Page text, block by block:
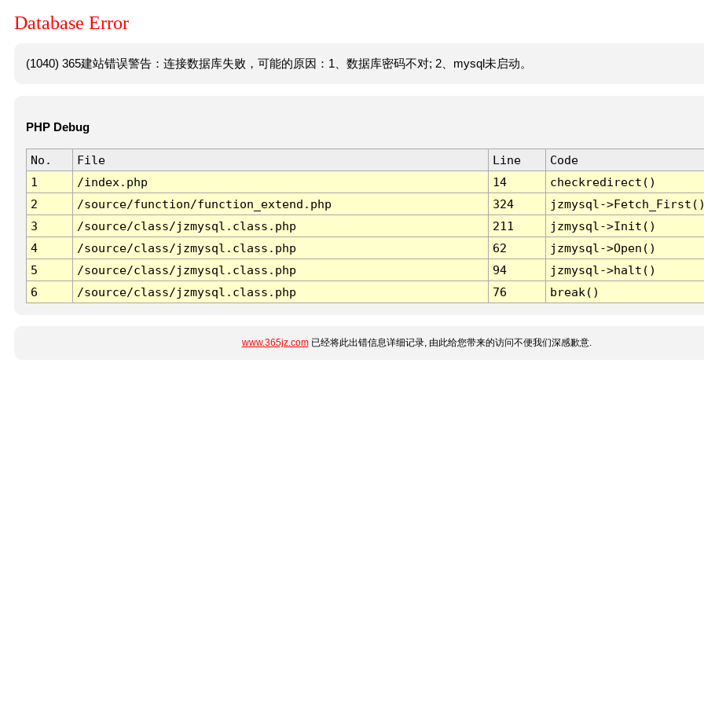
Database Error
(1040) 365建站错误警告：连接数据库失败，可能的原因：1、数据库密码不对; 2、mysql未启动。
PHP Debug
No. File Line
Code
1
/index.php 14
checkredirect()
2
/source/function/function_extend.php 324
jzmysql-
3
/source/class/jzmysql.class.php 211
jzmysql->Init()
4
/source/class/jzmysql.class.php 62
jzmysql->Open()
5
/source/class/jzmysql.class.php 94
jzmysql->halt()
6
/source/class/jzmysql.class.php 76 break()
www.365jz.com已经将此出错信息详细记录, 由此给您带来的访问不便我们深感歉意.